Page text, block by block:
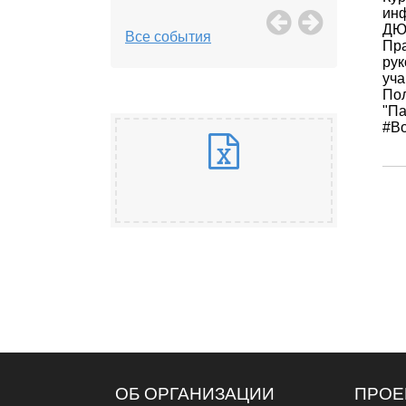
Все события
ОБ ОРГАНИЗАЦИИ